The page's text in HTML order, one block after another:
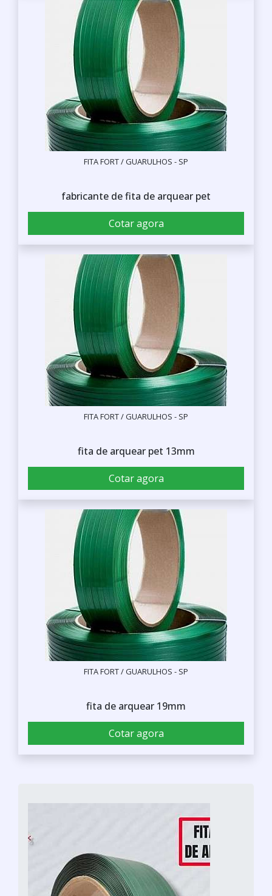
FITA FORT / GUARULHOS - SP
fabricante de fita de arquear pet
Cotar agora
FITA FORT / GUARULHOS - SP
fita de arquear pet 13mm
Cotar agora
FITA FORT / GUARULHOS - SP
fita de arquear 19mm
Cotar agora